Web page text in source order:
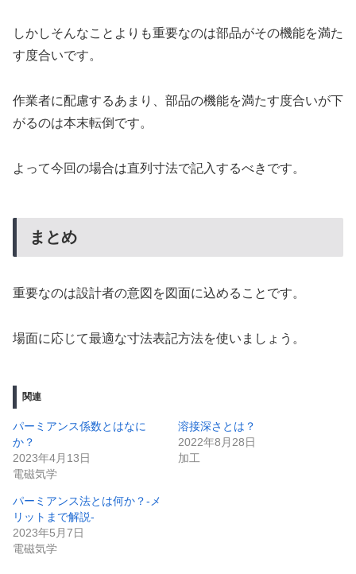
しかしそんなことよりも重要なのは部品がその機能を満た
す度合いです。
作業者に配慮するあまり、部品の機能を満たす度合いが下
がるのは本末転倒です。
よって今回の場合は直列寸法で記入するべきです。
まとめ
重要なのは設計者の意図を図面に込めることです。
場面に応じて最適な寸法表記方法を使いましょう。
関連
パーミアンス係数とはなに
か？
2023年4月13日
電磁気学
溶接深さとは？
2022年8月28日
加工
パーミアンス法とは何か？-メ
リットまで解説-
2023年5月7日
電磁気学